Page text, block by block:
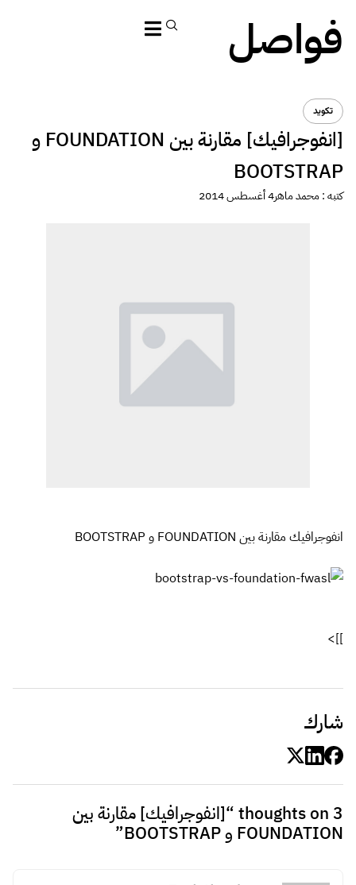
فواصل
تكويد
[انفوجرافيك] مقارنة بين FOUNDATION و
BOOTSTRAP
كتبه :محمد ماهر4 أغسطس 2014
انفوجرافيك مقارنة بين FOUNDATION و BOOTSTRAP
]]>
شارك
3 thoughts on “ [انفوجرافيك] مقارنة بين
FOUNDATION و BOOTSTRAP ”